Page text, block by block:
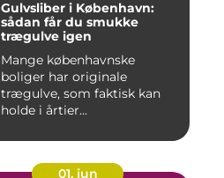
Gulvsliber i København:
sådan får du smukke
trægulve igen
Mange københavnske
boliger har originale
trægulve, som faktisk kan
holde i årtier...
01. jun